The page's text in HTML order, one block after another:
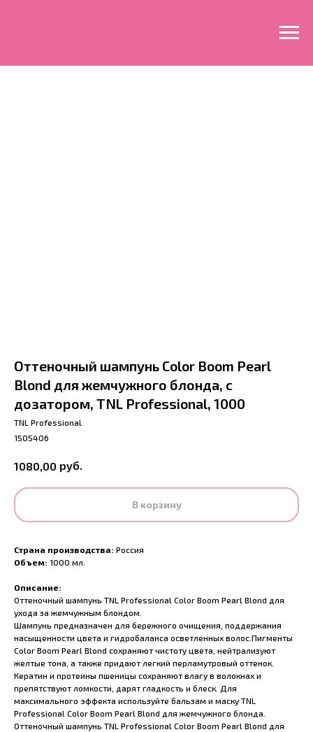
Оттеночный шампунь Color Boom Pearl
Blond для жемчужного блонда, с
дозатором, TNL Professional, 1000
TNL Professional
1505406
1080,00 руб.
В корзину
Страна производства: Россия
Объем: 1000 мл.
Описание:
Оттеночный шампунь TNL Professional Color Boom Pearl Blond для
ухода за жемчужным блондом.
Шампунь предназначен для бережного очищения, поддержания
насыщенности цвета и гидробаланса осветленных волос.Пигменты
Color Boom Pearl Blond сохраняют чистоту цвета, нейтрализуют
желтые тона, а также придают легкий перламутровый оттенок.
Кератин и протеины пшеницы сохраняют влагу в волокнах и
препятствуют ломкости, дарят гладкость и блеск. Для
максимального эффекта используйте бальзам и маску TNL
Professional Color Boom Pearl Blond для жемчужного блонда.
Оттеночный шампунь TNL Professional Color Boom Pearl Blond для